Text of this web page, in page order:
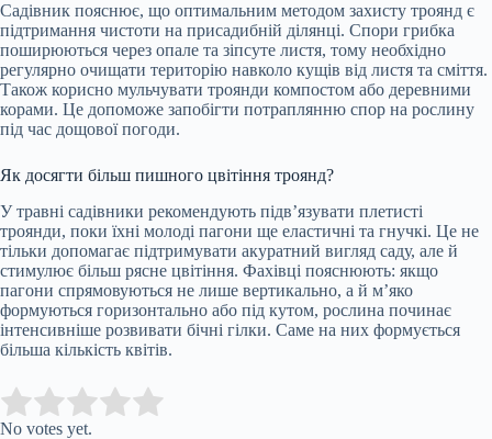
Садівник пояснює, що оптимальним методом захисту троянд є
підтримання чистоти на присадибній ділянці. Спори грибка
поширюються через опале та зіпсуте листя, тому необхідно
регулярно очищати територію навколо кущів від листя та сміття.
Також корисно мульчувати троянди компостом або деревними
корами. Це допоможе запобігти потраплянню спор на рослину
під час дощової погоди.
Як досягти більш пишного цвітіння троянд?
У травні садівники рекомендують підв’язувати плетисті
троянди, поки їхні молоді пагони ще еластичні та гнучкі. Це не
тільки допомагає підтримувати акуратний вигляд саду, але й
стимулює більш рясне цвітіння. Фахівці пояснюють: якщо
пагони спрямовуються не лише вертикально, а й м’яко
формуються горизонтально або під кутом, рослина починає
інтенсивніше розвивати бічні гілки. Саме на них формується
більша кількість квітів.
Rate this item:
No votes yet.